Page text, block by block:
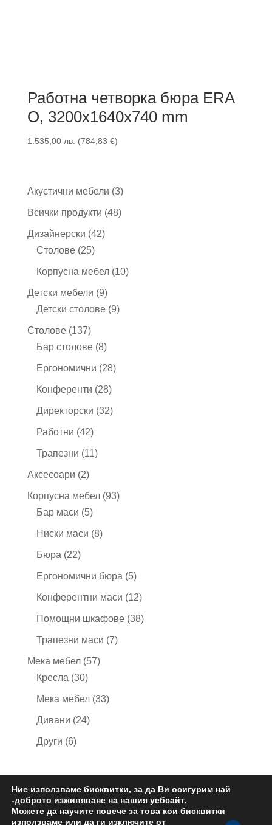
Работна четворка бюра ERA
O, 3200x1640x740 mm
1.535,00 лв. (784,83 €)
Акустични мебели 33
продукта
Всички продукти 4848
Дизайнерски 4242
Столове 2525
продукта
Корпусна мебел 1010
Детски мебели 99
продукта
Детски столове 99
Столове 137137
продукта
Бар столове 88
продукта
Ергономични 2828
Конференти 2828
продукта
Директорски 3232
Работни 4242
продукта
Трапезни 1111
Аксесоари 22
продукта
Корпусна мебел 9393
Бар маси 55
продукта
Ниски маси 88
Бюра 2222
продукта
Ергономични бюра 55
продукта
Конферентни маси 1212
продукта
Помощни шкафове 3838
Трапезни маси 77
Мека мебел 5757
Кресла 3030
продукта
Мека мебел 3333
Дивани 2424
Други 66
Политика за поверителност
Общи условия
Контакти
Ние използваме бисквитки, за да Ви осигурим най
-доброто изживяване на нашия уебсайт.
Можете да научите повече за това кои бисквитки
използваме или да ги изключите от